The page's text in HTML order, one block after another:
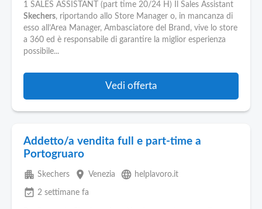
1 SALES ASSISTANT (part time 20/24 H) Il Sales Assistant
Skechers, riportando allo Store Manager o, in mancanza di
esso all’Area Manager, Ambasciatore del Brand, vive lo store
a 360 ed è responsabile di garantire la miglior esperienza
possibile...
Vedi offerta
Addetto/a vendita full e part-time a
Portogruaro
apartment Skechers place Venezia language helplavoro.it
event_available 2 settimane fa